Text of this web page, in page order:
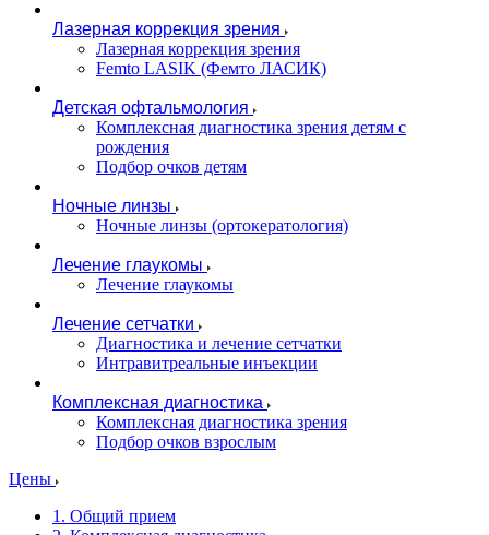
Лазерная коррекция зрения
Лазерная коррекция зрения
Femto LASIK (Фемто ЛАСИК)
Детская офтальмология
Комплексная диагностика зрения детям c
рождения
Подбор очков детям
Ночные линзы
Ночные линзы (ортокератология)
Лечение глаукомы
Лечение глаукомы
Лечение сетчатки
Диагностика и лечение сетчатки
Интравитреальные инъекции
Комплексная диагностика
Комплексная диагностика зрения
Подбор очков взрослым
Цены
1. Общий прием